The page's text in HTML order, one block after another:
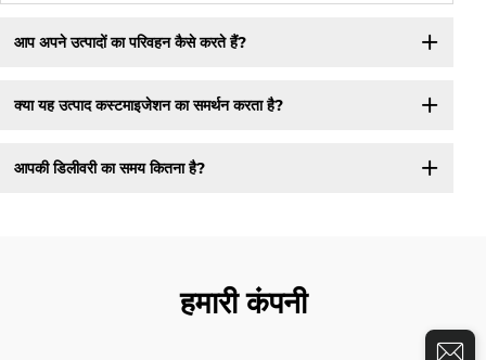
आप अपने उत्पादों का परिवहन कैसे करते हैं?
क्या यह उत्पाद कस्टमाइजेशन का समर्थन करता है?
आपकी डिलीवरी का समय कितना है?
हमारी कंपनी